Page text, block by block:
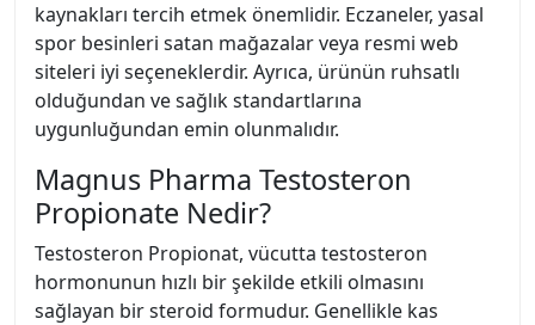
kaynakları tercih etmek önemlidir. Eczaneler, yasal
spor besinleri satan mağazalar veya resmi web
siteleri iyi seçeneklerdir. Ayrıca, ürünün ruhsatlı
olduğundan ve sağlık standartlarına
uygunluğundan emin olunmalıdır.
Magnus Pharma Testosteron
Propionate Nedir?
Testosteron Propionat, vücutta testosteron
hormonunun hızlı bir şekilde etkili olmasını
sağlayan bir steroid formudur. Genellikle kas